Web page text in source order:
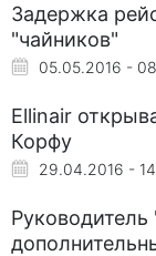
Задержка
"чайников"
05.05.2016 -
Ellinair
Корфу
29.04.2016 -